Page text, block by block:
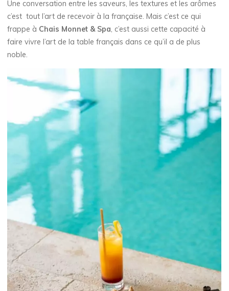
Une conversation entre les saveurs, les textures et les arômes
c’est tout l’art de recevoir à la française. Mais c’est ce qui
frappe à Chais Monnet & Spa, c’est aussi cette capacité à
faire vivre l’art de la table français dans ce qu’il a de plus
noble.